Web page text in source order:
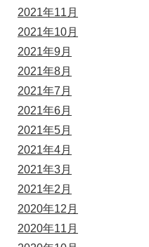
2021年11月
2021年10月
2021年9月
2021年8月
2021年7月
2021年6月
2021年5月
2021年4月
2021年3月
2021年2月
2020年12月
2020年11月